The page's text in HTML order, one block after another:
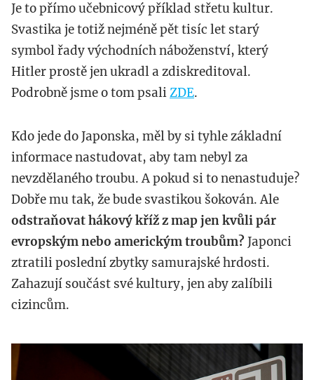
Je to přímo učebnicový příklad střetu kultur.
Svastika je totiž nejméně pět tisíc let starý
symbol řady východních náboženství, který
Hitler prostě jen ukradl a zdiskreditoval.
Podrobně jsme o tom psaliZDE.
Kdo jede do Japonska, měl by si tyhle základní
informace nastudovat, aby tam nebyl za
nevzdělaného troubu. A pokud si to nenastuduje?
Dobře mu tak, že bude svastikou šokován. Ale
odstraňovat hákový kříž z map jen kvůli pár
evropským nebo americkým troubům? Japonci
ztratili poslední zbytky samurajské hrdosti.
Zahazují součást své kultury, jen aby zalíbili
cizincům.
5435812352_e2578ba5b8.jpg